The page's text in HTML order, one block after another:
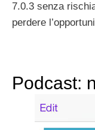
7.0.3 senza
perdere
Podcast: